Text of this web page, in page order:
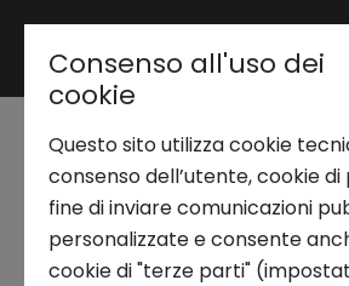
Trend Analysis
Applied Research
Automotive,
Logistics - EV
Consenso all'uso dei
cookie
Questo sito utilizza cookie
consenso dell’utente, cookie
fine di inviare comunicazioni
personalizzate e consente
cookie di "terze parti"